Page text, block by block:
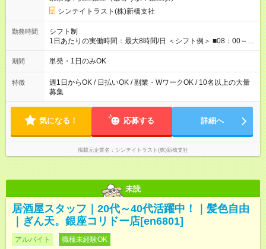
◆扶養内勤務OK ・－・－・ ≪ 法定研修 ≫ 研修時の給与：
日給10，000円×3日間（24時間） ＝研修費として合計30，000
シンテイトラスト(株)新橋支社
勤務時間
シフト制
1日あたりの実働時間：最大8時間/日 ＜シフト例＞ ■08：00～
17：00 ■09：00～18：00 ■13：00～22：00 ■15：30～22：00
■20：00～翌05：00 など！ 上記時間内で、 実働8時間・休憩1
期間 単発・1日のみOK
特徴
週1日からOK / 日払いOK / 副業・WワークOK / 10名以上の大量
募集
気になる！ 応募する 詳細へ
掲載元企業名 シンテイトラスト(株)新橋支社
未読
居酒屋スタッフ｜20代～40代活躍中！｜髪色自由
｜ぎん天。銀座コリドー店[en6801]
アルバイト 職種未経験OK